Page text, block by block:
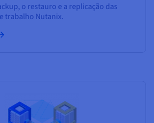
o restauro e a replicação das
trabalho Nutanix.